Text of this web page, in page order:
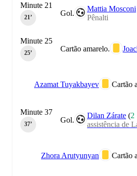
Gol.
Mattia Mosconi
Pênalti
Minute 21
21‎’‎
Cartão amarelo.
Minute 25
25‎’‎
Cartão
Azamat Tuyakbayev
Gol.
Dilan Zárate (2
assistência de
Minute 37
37‎’‎
Cartão
Zhora Arutyunyan